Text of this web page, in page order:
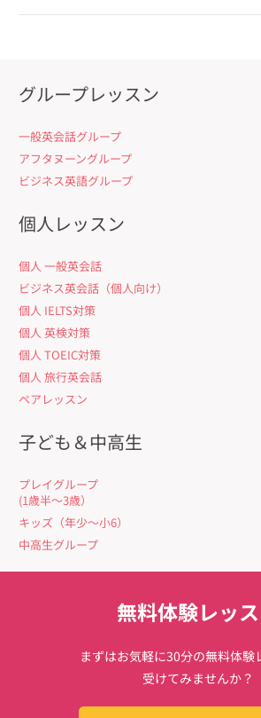
グループレッスン
一般英会話グループ
アフタヌーングループ
ビジネス英語グループ
個人レッスン
個人 一般英会話
ビジネス英会話（個人向け）
個人 IELTS対策
個人 英検対策
個人 TOEIC対策
個人 旅行英会話
ペアレッスン
子ども＆中高生
プレイグループ
(1歳半〜3歳）
キッズ（年少〜小6）
中高生グループ
無料体験レッ
まずはお気軽に30分の無料体験
受けてみませんか？